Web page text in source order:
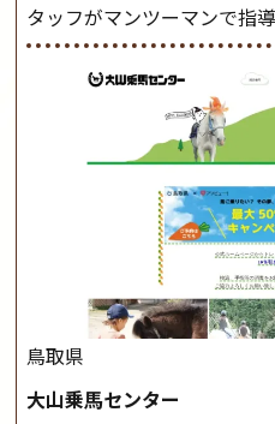
タッフがマンツーマンで指
けでなく、馬の手入れや馬
このクラスで把握し、「馬
きましょう。 スタートクラ
軽速歩(けいはやあし)がで
クラスへ。 グループレッス
ながら 軽速歩・正反撞(せ
した手綱操作と軽速歩・正
駈歩(かけあし)練習に入り
クラスで常歩(なみあし)や
したら、 次は部班にて駈歩
しょう。 ステップクラス ホ
鳥取県
大山乗馬センター